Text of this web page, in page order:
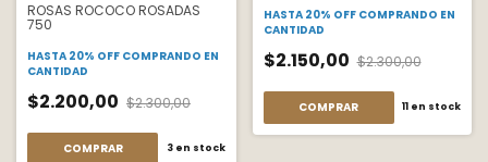
ROSAS ROCOCO ROSADAS
750
HASTA 20% OFF COMPRANDO EN
CANTIDAD
$2.200,00 $2.300,00
COMPRAR 3en stock
HASTA 20% OFF COMPRANDO EN
CANTIDAD
$2.150,00 $2.300,00
COMPRAR 11 en stock